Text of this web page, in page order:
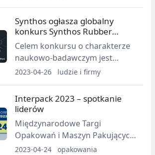
rozwiązań, które pozwolą na
podbicie nowych rynków zbytu.
Jedną z takich okazji są
organizowane w Kielcach Targi
Plastpol, które w tym roku
odbędą się 23 maja.
Synthos ogłasza globalny
konkurs Synthos Rubber
Circularity Award
Celem konkursu o charakterze
naukowo-badawczym jest
zaangażowanie naukowych
przełomowych technologii dla
kauczuku syntetycznego i
produkcji opon.
2023-04-26 ludzie i firmy
Interpack 2023 – spotkanie
liderów
Międzynarodowe Targi
Opakowań i Maszyn Pakujących
Interpack to najważniejsze
2023-04-24 opakowania